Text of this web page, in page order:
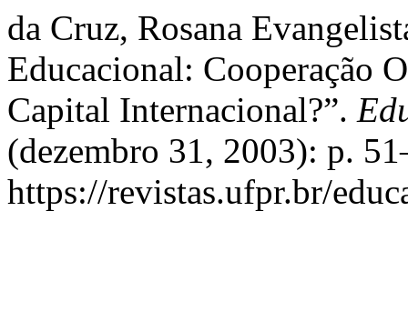
da Cruz, Rosana
Educacional: Cooperação
Capital Internacional?”.
(dezembro 31, 2003): p.
https://revistas.ufpr.br/